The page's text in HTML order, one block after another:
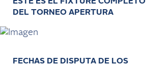
DEL TORNEO APERTURA
FECHAS DE DISPUTA DE LOS